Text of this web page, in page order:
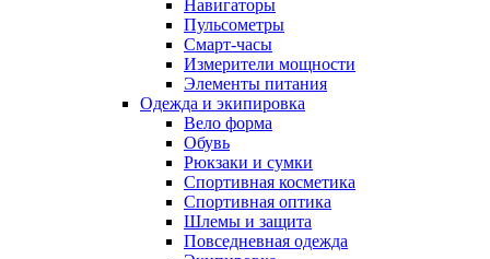
Навигаторы
Пульсометры
Смарт-часы
Измерители мощности
Элементы питания
Одежда и экипировка
Вело форма
Обувь
Рюкзаки и сумки
Спортивная косметика
Спортивная оптика
Шлемы и защита
Повседневная одежда